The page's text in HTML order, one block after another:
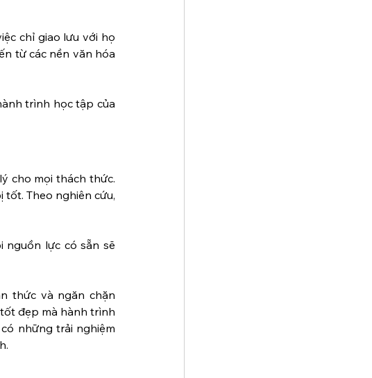
chỉ giao lưu với họ
từ các nền văn hóa
trình học tập của
cho mọi thách thức.
tốt. Theo nghiên cứu,
lực có sẵn sẽ
thức và ngăn chặn
đẹp mà hành trình
những trải nghiệm